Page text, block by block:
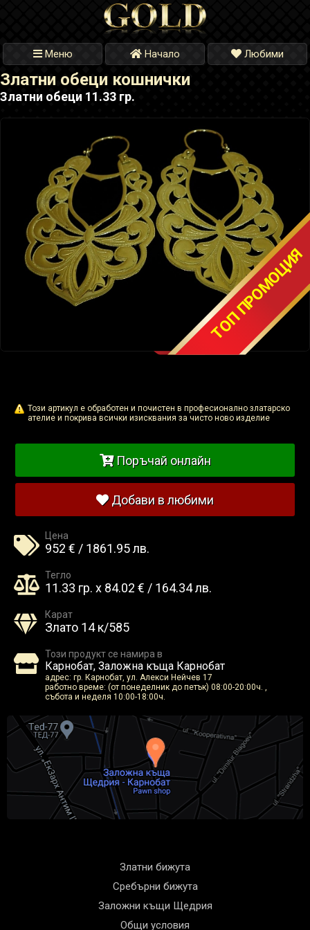
Меню Начало Любими
Златни обеци кошнички
Златни обеци 11.33 гр.
ТОП ПРОМОЦИЯ
Този артикул е обработен и почистен в професионално златарско
ателие и покрива всички изисквания за чисто ново изделие
Поръчай онлайн
Добави в любими
Цена
952 € / 1861.95 лв.
Тегло
11.33 гр. x 84.02 € / 164.34 лв.
Карат
Злато 14 к/585
Този продукт се намира в
Карнобат, Заложна къща Карнобат
адрес: гр. Карнобат, ул. Алекси Нейчев 17
работно време: (от понеделник до петък) 08:00-20:00ч. ,
събота и неделя 10:00-18:00ч.
Златни бижута
Сребърни бижута
Заложни къщи Щедрия
Общи условия